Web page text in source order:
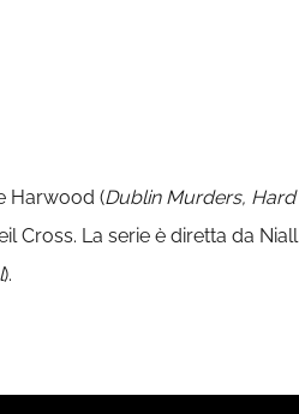
Harwood (Dublin Murders,
Cross. La serie è diretta da
).